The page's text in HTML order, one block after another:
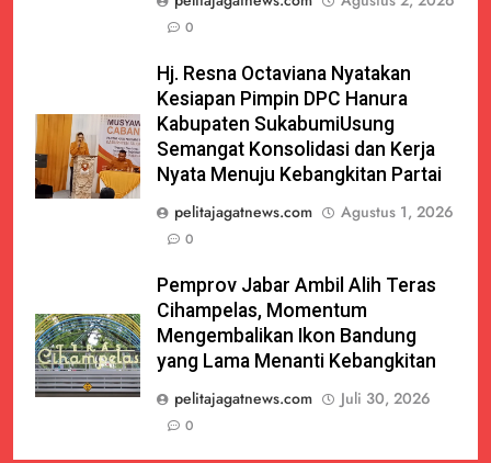
0
Hj. Resna Octaviana Nyatakan
Kesiapan Pimpin DPC Hanura
Kabupaten SukabumiUsung
Semangat Konsolidasi dan Kerja
Nyata Menuju Kebangkitan Partai
pelitajagatnews.com
Agustus 1, 2026
0
Pemprov Jabar Ambil Alih Teras
Cihampelas, Momentum
Mengembalikan Ikon Bandung
yang Lama Menanti Kebangkitan
pelitajagatnews.com
Juli 30, 2026
0